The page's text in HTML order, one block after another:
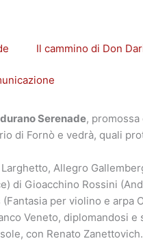
Il cammino di Don
Serenade, promossa
di Fornò e vedrà, quali
Larghetto, Allegro
di Gioacchino Rossini
per violino e arpa
Veneto, diplomandosi
con Renato